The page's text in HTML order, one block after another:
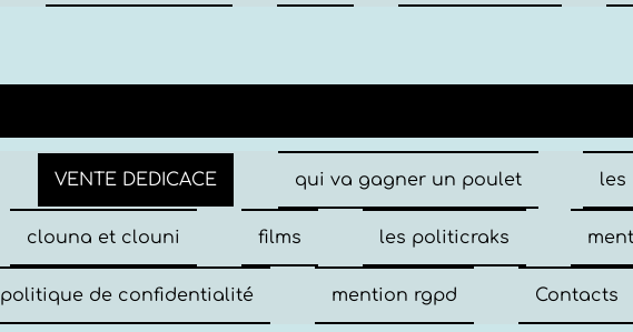
VENTE DEDICACE qui va gagner un poulet les
clouna et clouni films les politicraks
politique de confidentialité mention rgpd Contacts